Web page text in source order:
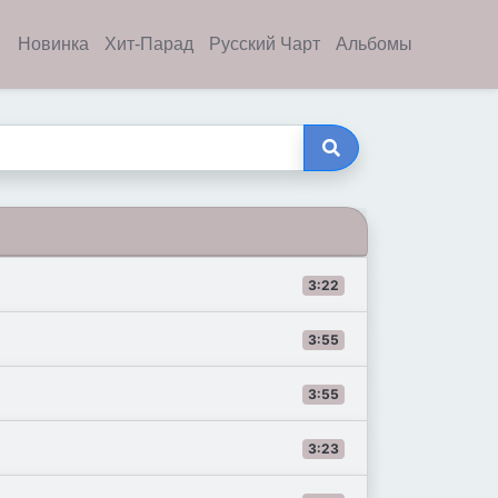
Новинка Хит-Парад Русский Чарт Альбомы
3:22
3:55
3:55
3:23